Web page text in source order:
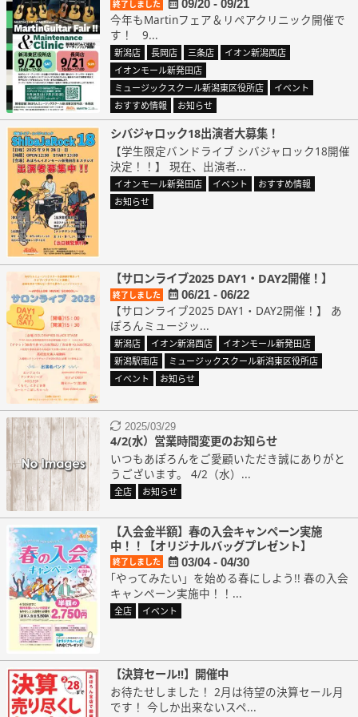
終了しました 09/20 - 09/21
今年もMartinフェア＆リペアクリニック開催で
す！ 9...
新潟店 長岡店 三条店
イオン新潟西店
イオンモール新発田店
ミュージックスクール新潟東区役所店
イベント
おすすめ情報
お知らせ
シバジャロック18出演者大募集！
【学生限定バンドライブ シバジャロック18開催
決定！！】 現在、出演者...
イオンモール新発田店 イベント
おすすめ情報
お知らせ
【サロンライブ2025 DAY1・DAY2開催！】
終了しました 06/21 - 06/22
【サロンライブ2025 DAY1・DAY2開催！】 あ
ぽろんミュージッ...
新潟店 イオン新潟西店
イオンモール新発田店
新潟駅南店
ミュージックスクール新潟東区役所店
イベント
お知らせ
2025/03/29
4/2(水）営業時間変更のお知らせ
いつもあぽろんをご愛顧いただき誠にありがと
うございます。 4/2（水）...
全店 お知らせ
【入会金半額】春の入会キャンペーン実施
中！！【オリジナルバッグプレゼント】
終了しました 03/04 - 04/30
｢やってみたい」を始める春にしよう!! 春の入会
キャンペーン実施中！！...
全店 イベント
【決算セール!!】開催中
お待たせしました！ 2月は待望の決算セール月
です！ 今しか出来ないスペ...